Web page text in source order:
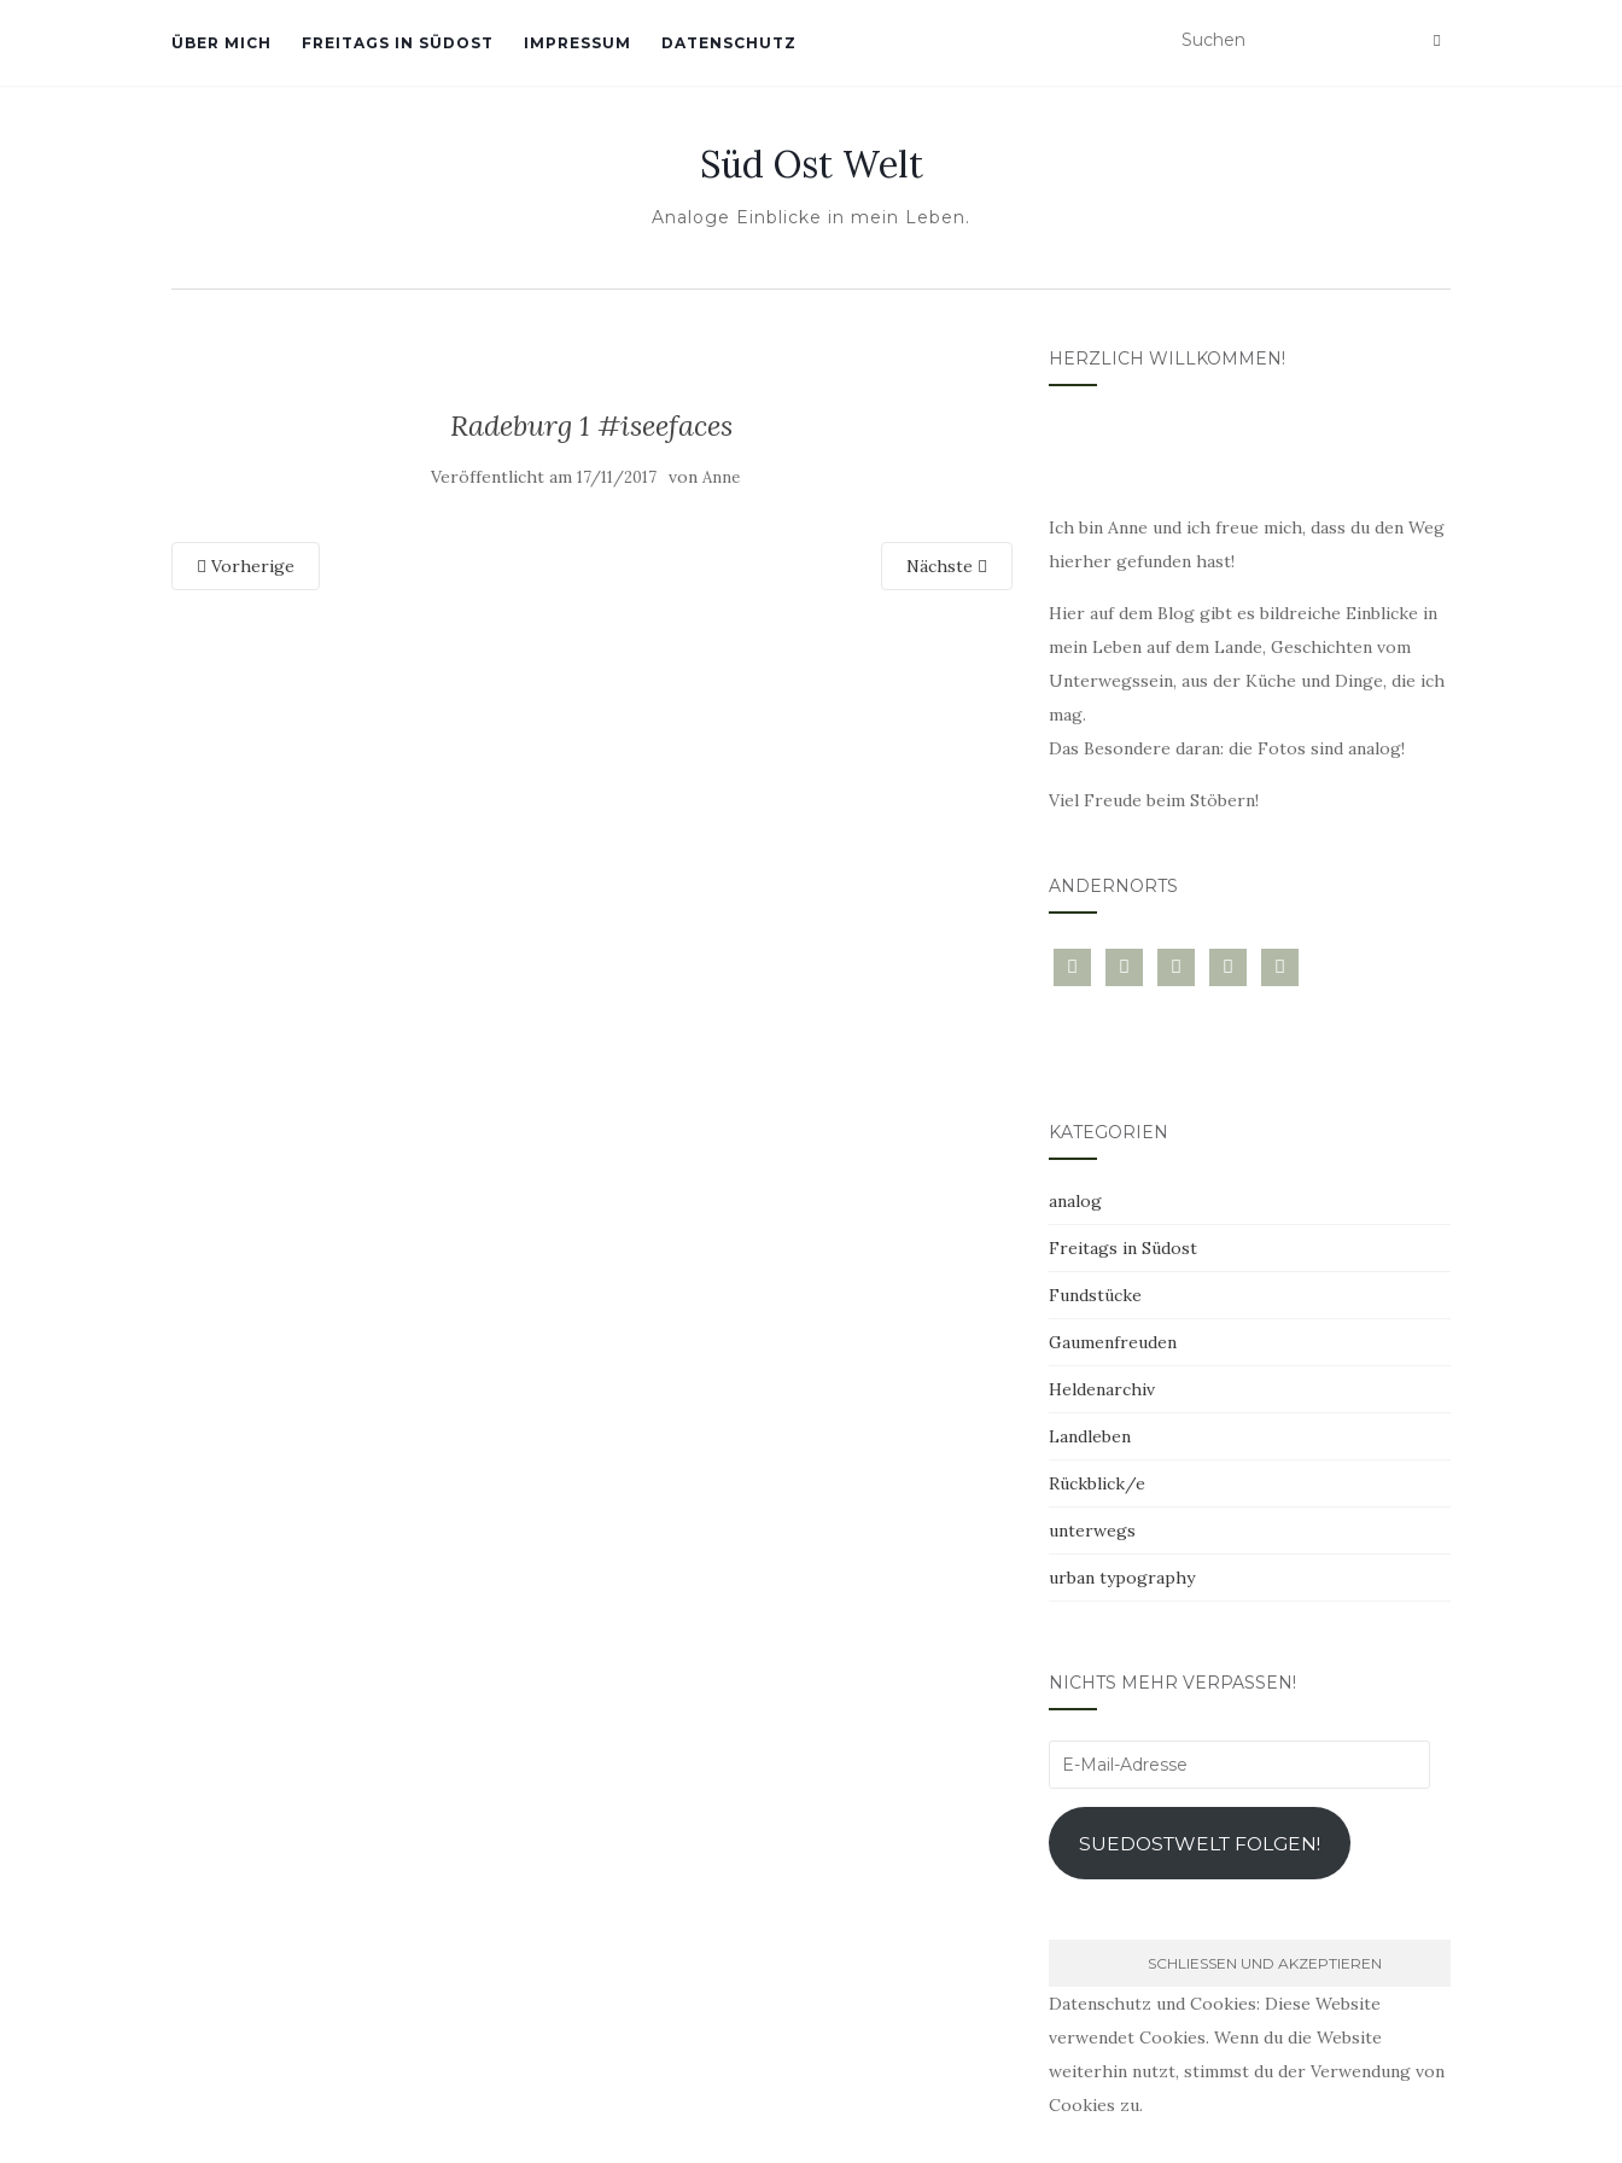
ÜBER MICH FREITAGS IN SÜDOST IMPRESSUM DATENSCHUTZ
Süd Ost Welt
Analoge Einblicke in mein Leben.
Radeburg 1 #iseefaces
Veröffentlicht am17/11/2017 vonAnne
Vorherige Nächste
HERZLICH WILLKOMMEN!
Ich bin Anne und ich freue mich, dass du den Weg
hierher gefunden hast!
Hier auf dem Blog gibt es bildreiche Einblicke in
mein Leben auf dem Lande, Geschichten vom
Unterwegssein, aus der Küche und Dinge, die ich
mag.
Das Besondere daran: die Fotos sind analog!
Viel Freude beim Stöbern!
ANDERNORTS
bloglovininstagramtwitter pinterest
mail
KATEGORIEN
analog
Freitags in Südost
Fundstücke
Gaumenfreuden
Heldenarchiv
Landleben
Rückblick/e
unterwegs
urban typography
NICHTS MEHR VERPASSEN!
E-
Adresse
SUEDOSTWELT FOLGEN!
Datenschutz und Cookies: Diese Website
verwendet Cookies. Wenn du die Website
weiterhin nutzt, stimmst du der Verwendung von
Cookies zu.